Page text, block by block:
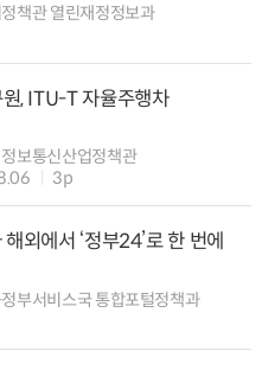
책관 열린재정정보과
, ITU-T 자율주행차
보통신산업정책관
3p
외에서 ‘정부24’로 한 번에
부서비스국 통합포털정책과